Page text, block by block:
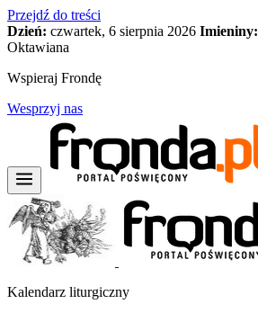
Przejdź do treści
Dzień: czwartek, 6 sierpnia 2026 Imieniny:
Oktawiana
Wspieraj Frondę
Wesprzyj nas
Kalendarz liturgiczny